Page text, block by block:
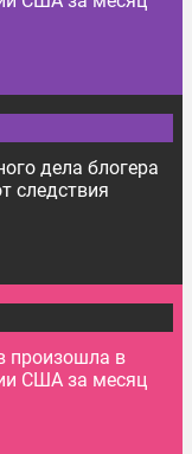
дела блогера
следствия
произошла в
США за месяц